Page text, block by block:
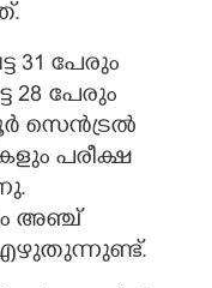
31 പേരും
28 പേരും
സെൻട്രൽ
പരീക്ഷ
അഞ്ച്
എഴുതുന്നുണ്ട്.